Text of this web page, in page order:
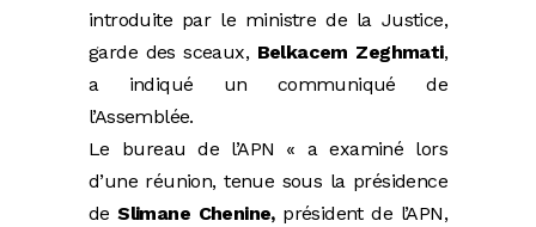
introduite par le ministre de la Justice,
garde des sceaux, Belkacem Zeghmati,
a indiqué un communiqué de
l’Assemblée.
Le bureau de l’APN « a examiné lors
d’une réunion, tenue sous la présidence
deSlimane Chenine,président de l’APN,